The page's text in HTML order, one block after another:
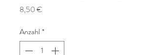
8,50 €
Anzahl *